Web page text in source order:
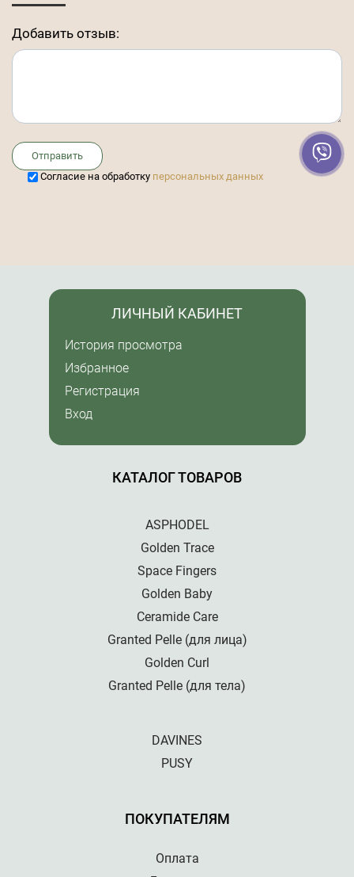
Добавить отзыв:
Отправить
Cогласие на обработку персональных данных
КАТАЛОГ ТОВАРОВ
ASPHODEL
Golden Trace
Space Fingers
Golden Baby
Ceramide Care
Granted Pelle (для лица)
Golden Curl
Granted Pelle (для тела)
DAVINES
PUSY
ПОКУПАТЕЛЯМ
Оплата
ЛИЧНЫЙ КАБИНЕТ
История просмотра
Избранное
Регистрация
Вход